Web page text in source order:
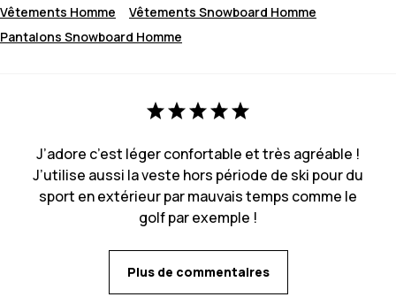
Vêtements Homme
Vêtements Snowboard Homme
Pantalons Snowboard Homme
J’adore c’est léger confortable et très agréable !
J’utilise aussi la veste hors période de ski pour du
sport en extérieur par mauvais temps comme le
golf par exemple !
Plus de commentaires